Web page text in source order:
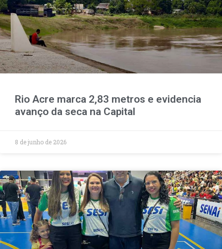
Rio Acre marca 2,83 metros e evidencia
avanço da seca na Capital
8 de junho de 2026